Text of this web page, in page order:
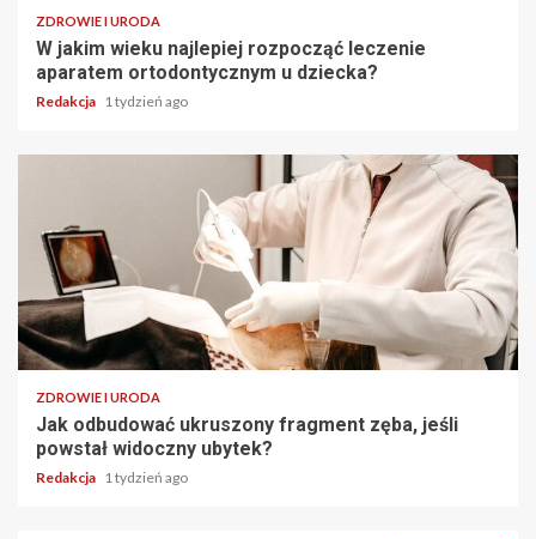
ZDROWIE I URODA
W jakim wieku najlepiej rozpocząć leczenie
aparatem ortodontycznym u dziecka?
Redakcja 1 tydzień ago
ZDROWIE I URODA
Jak odbudować ukruszony fragment zęba, jeśli
powstał widoczny ubytek?
Redakcja 1 tydzień ago